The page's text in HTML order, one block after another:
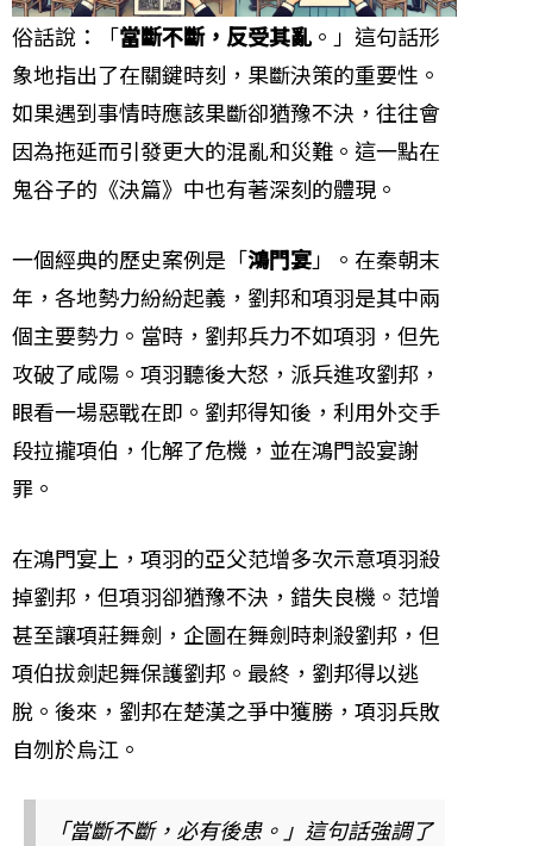
俗話說：「當斷不斷，反受其亂。」這句話形
象地指出了在關鍵時刻，果斷決策的重要性。
如果遇到事情時應該果斷卻猶豫不決，往往會
因為拖延而引發更大的混亂和災難。這一點在
鬼谷子的《決篇》中也有著深刻的體現。
一個經典的歷史案例是「鴻門宴」。在秦朝末
年，各地勢力紛紛起義，劉邦和項羽是其中兩
個主要勢力。當時，劉邦兵力不如項羽，但先
攻破了咸陽。項羽聽後大怒，派兵進攻劉邦，
眼看一場惡戰在即。劉邦得知後，利用外交手
段拉攏項伯，化解了危機，並在鴻門設宴謝
罪。
在鴻門宴上，項羽的亞父范增多次示意項羽殺
掉劉邦，但項羽卻猶豫不決，錯失良機。范增
甚至讓項莊舞劍，企圖在舞劍時刺殺劉邦，但
項伯拔劍起舞保護劉邦。最終，劉邦得以逃
脫。後來，劉邦在楚漢之爭中獲勝，項羽兵敗
自刎於烏江。
「當斷不斷，必有後患。」這句話強調了